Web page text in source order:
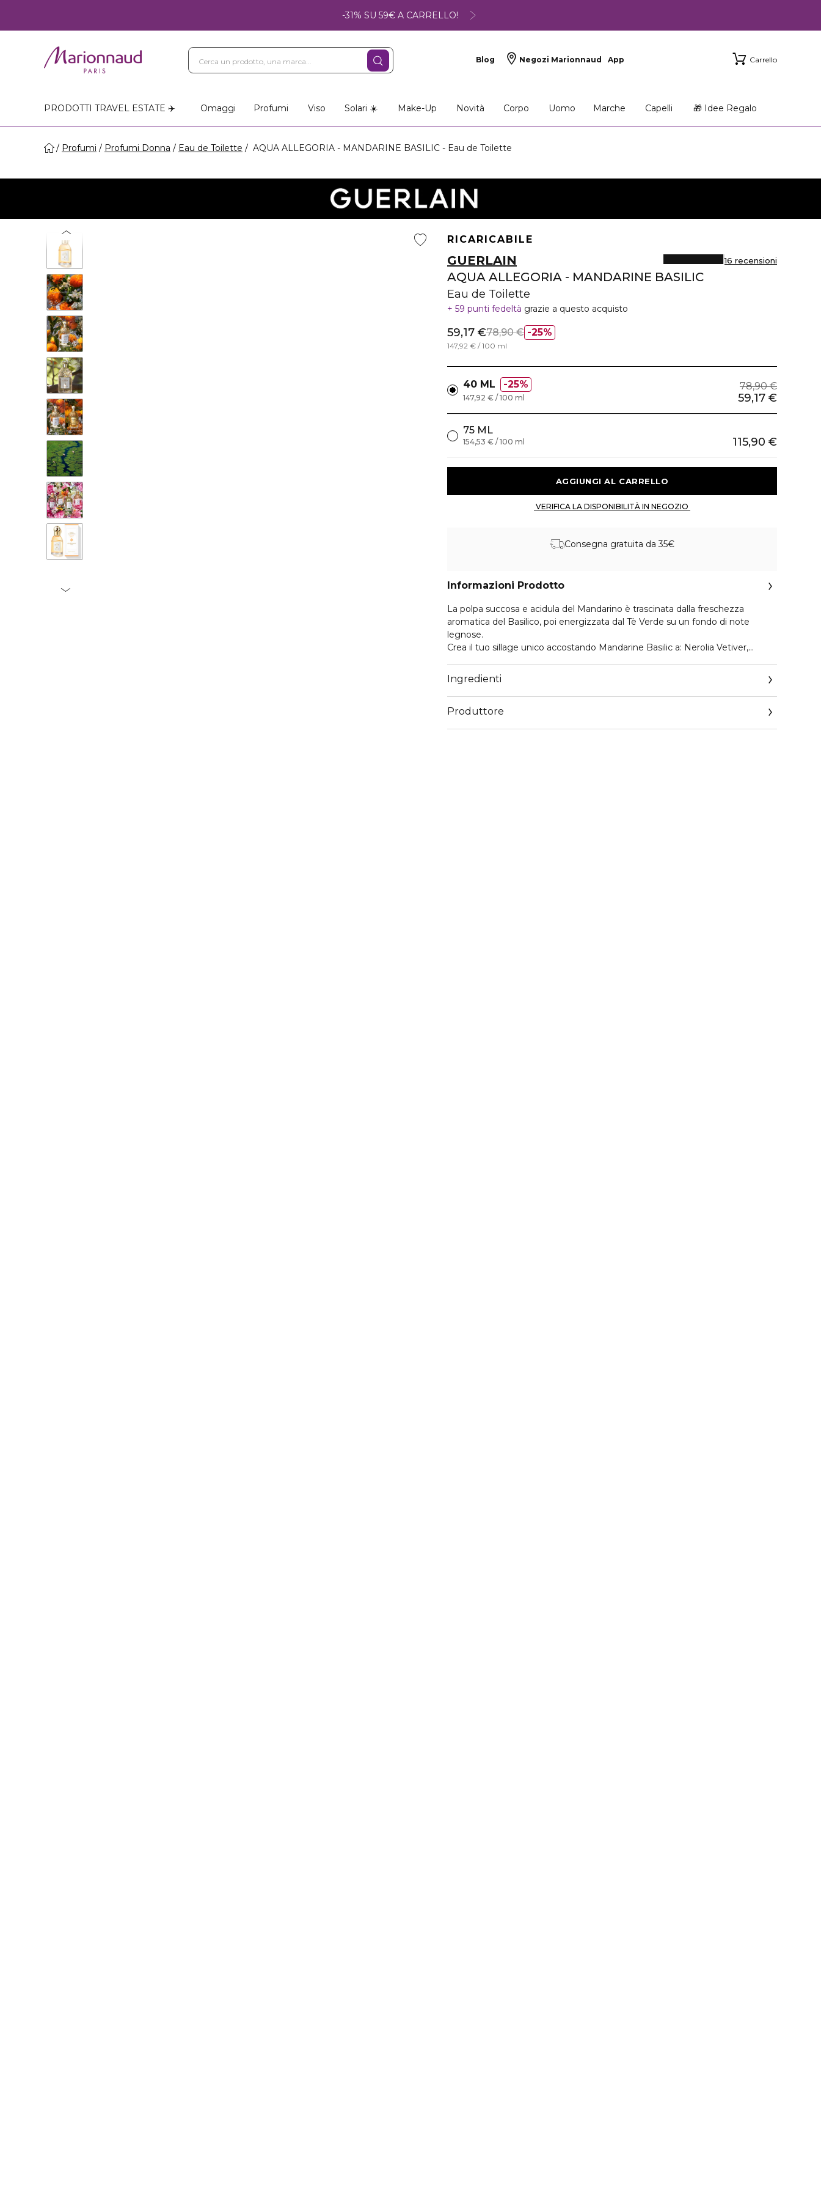
-31% SU 59€ A CARRELLO!
Blog Negozi Marionnaud App Carrello
PRODOTTI TRAVEL ESTATE ✈️ Omaggi Profumi Viso Solari ☀️ Make-Up Novità Corpo Uomo Marche Capelli 🎁 Idee Regalo
Profumi Profumi Donna Eau de Toilette AQUA ALLEGORIA - MANDARINE BASILIC - Eau de Toilette
RICARICABILE
GUERLAIN
AQUA ALLEGORIA - MANDARINE BASILIC
Eau de Toilette
16 recensioni
59 punti fedeltà grazie a questo acquisto
25%
59,17 €78,90 €
147,92 € / 100 ml
40 ML 25% 78,90 €
59,17 €
147,92 € / 100 ml
75 ML
115,90 €
154,53 € / 100 ml
Consegna gratuita da 35€
Informazioni Prodotto
La polpa succosa e acidula del Mandarino è trascinata dalla freschezza
aromatica del Basilico, poi energizzata dal Tè Verde su un fondo di note
legnose.
Crea il tuo sillage unico accostando Mandarine Basilic a: Nerolia Vetiver,
tua personale firma olfattiva scegliendo tra gli abbinamenti consigliati e
lasciati avvolgere dalle note profumate delle due Aqua Allegoria selezionate,
applicandole in quantità uguali.
Ingredienti
Produttore